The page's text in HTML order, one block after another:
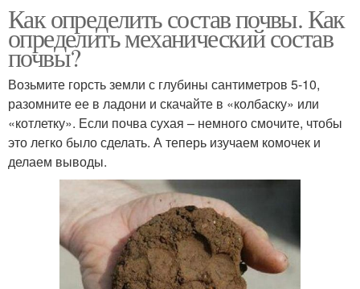
Как определить состав почвы. Как
определить механический состав
почвы?
Возьмите горсть земли с глубины сантиметров 5-10,
разомните ее в ладони и скачайте в «колбаску» или
«котлетку». Если почва сухая – немного смочите, чтобы
это легко было сделать. А теперь изучаем комочек и
делаем выводы.